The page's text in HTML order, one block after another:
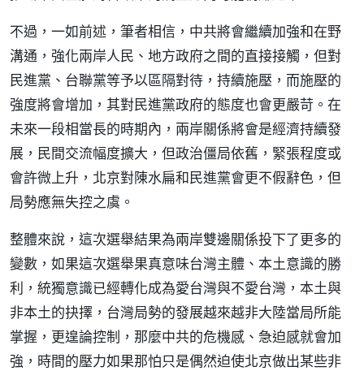
不過，一如前述，筆者相信，中共將會繼續加強和在野
溝通，強化兩岸人民、地方政府之間的直接接觸，但對
民進黨、台聯黨等予以區隔對待，持續施壓，而施壓的
強度將會增加，其對民進黨政府的態度也會更嚴苛。在
未來一段相當長的時期內，兩岸關係將會是經濟持續發
展，民間交流幅度擴大，但政治僵局依舊，緊張程度或
會許微上升，北京對陳水扁和民進黨會更不假辭色，但
局勢應無失控之虞。
整體來說，這次選舉結果為兩岸雙邊關係投下了更多的
變數，如果這次選舉果真意味台灣主體、本土意識的勝
利，統獨意識已經轉化成為愛台灣與不愛台灣，本土與
非本土的抉擇，台灣局勢的發展越來越非大陸當局所能
掌握，更遑論控制，那麼中共的危機感、急迫感就會加
強，時間的壓力如果那怕只是偶然迫使北京做出某些非